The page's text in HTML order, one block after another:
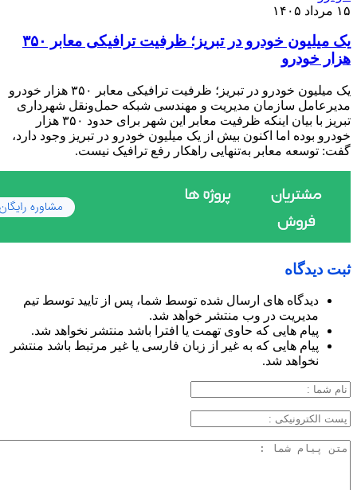
۱۵ مرداد ۱۴۰۵
یک میلیون خودرو در تبریز؛ ظرفیت ترافیکی معابر ۳۵۰
هزار خودرو
یک میلیون خودرو در تبریز؛ ظرفیت ترافیکی معابر ۳۵۰ هزار خودرو
مدیرعامل سازمان مدیریت و مهندسی شبکه حمل‌ونقل شهرداری
تبریز با بیان اینکه ظرفیت معابر این شهر برای حدود ۳۵۰ هزار
خودرو بوده اما اکنون بیش از یک میلیون خودرو در تبریز وجود دارد،
گفت: توسعه معابر به‌تنهایی راهکار رفع ترافیک نیست.
ثبت دیدگاه
دیدگاه های ارسال شده توسط شما، پس از تایید توسط تیم
مدیریت در وب منتشر خواهد شد.
پیام هایی که حاوی تهمت یا افترا باشد منتشر نخواهد شد.
پیام هایی که به غیر از زبان فارسی یا غیر مرتبط باشد منتشر
نخواهد شد.